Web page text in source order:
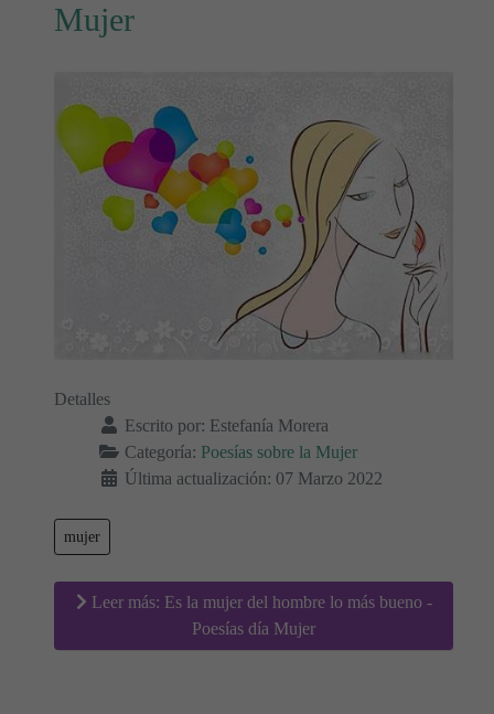
Mujer
Detalles
Escrito por: Estefanía Morera
Categoría: Poesías sobre la Mujer
Última actualización: 07 Marzo 2022
mujer
Leer más: Es la mujer del hombre lo más bueno -
Poesías día Mujer